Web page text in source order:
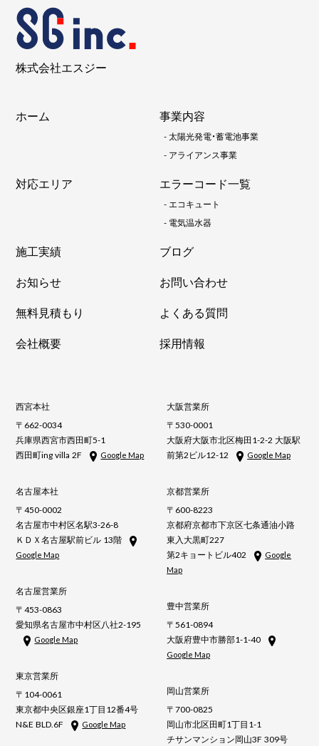
株式会社エスジー
ホーム 事業内容
-太陽光発電・蓄電池事業
- アライアンス事業
対応エリア エラーコード一覧
-エコキュート
- 電気温水器
施工実績
ブログ
お知らせ
お問い合わせ
無料見積もり
よくある質問
会社概要
採用情報
西宮本社
〒662-0034
兵庫県西宮市西田町5-1
西田町ing villa 2F
Google Map
名古屋本社
〒450-0002
名古屋市中村区名駅3-26-8
ＫＤＸ名古屋駅前ビル 13階
Google Map
名古屋営業所
〒453-0863
愛知県名古屋市中村区八社2-195
Google Map
東京営業所
〒104-0061
東京都中央区銀座1丁目12番4号
N&E BLD.6F
Google Map
大阪営業所
〒530-0001
大阪府大阪市北区梅田1-2-2 大阪駅
前第2ビル12-12
Google Map
京都営業所
〒600-8223
京都府京都市下京区七条通油小路
東入大黒町227
第2キョートビル402
Google
Map
豊中営業所
〒561-0894
大阪府豊中市勝部1-1-40
Google Map
岡山営業所
〒700-0825
岡山市北区田町1丁目1-1
チサンマンション岡山3F 309号